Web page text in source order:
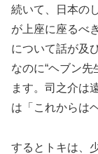
続いて、日本の
が上座に座るべ
について話が及
なのに“ヘブン
ます。司之介は
は「これからは
するとトキは、